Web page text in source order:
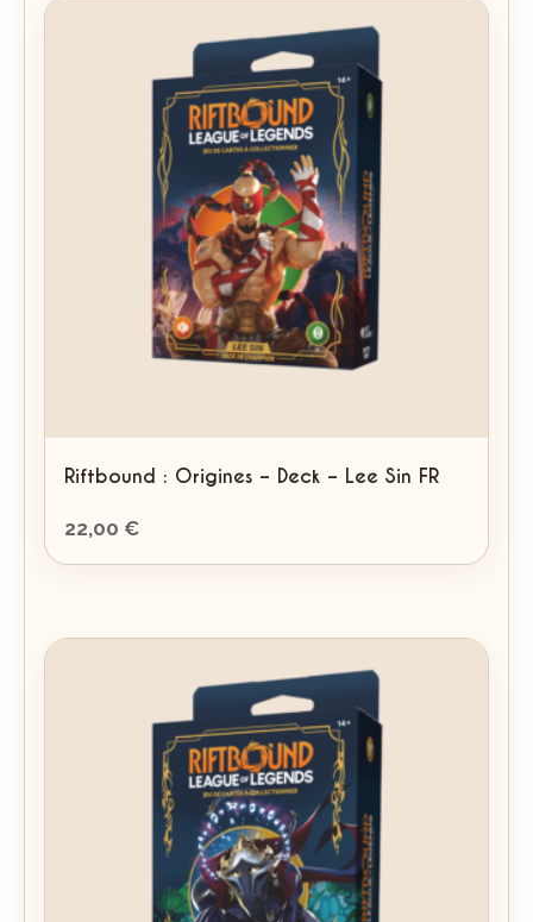
Riftbound : Origines – Deck – Lee Sin FR
22,00 €